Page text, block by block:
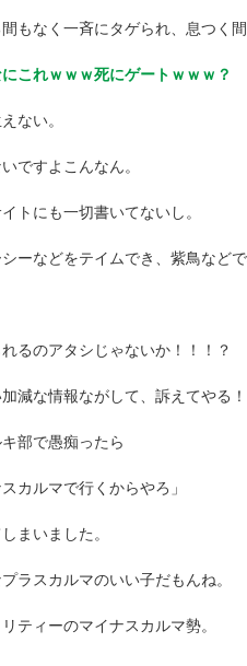
もなく一斉にタゲられ、息つく間
これｗｗｗ死にゲートｗｗｗ？
ない。
ですよこんなん。
トにも一切書いてないし。
シーなどをテイムでき、紫鳥などで
るのアタシじゃないか！！！？
減な情報ながして、訴えてやる！
部で愚痴ったら
カルマで行くからやろ」
まいました。
ラスカルマのいい子だもんね。
ティーのマイナスカルマ勢。